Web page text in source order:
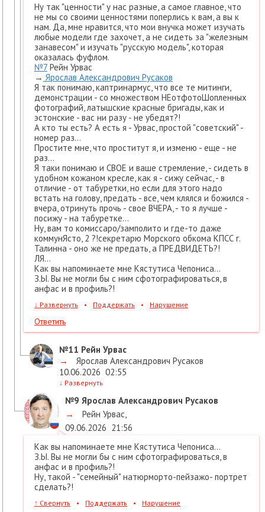
Ну так "ценности" у нас разные, а самое главное, что
не мы со своими ценностями поперлись к вам, а вы к
нам. Да, мне нравится, что мои внучка может изучать
любые модели где захочет, а не сидеть за "железным
занавесом" и изучать "русскую модель", которая
оказалась фуфлом.
№7 Рейн Урвас
→ Ярослав Александрович Русаков
Я так понимаю, каптринармус, что все те митинги,
демонстрации - со множеством НЕотфотоШопленных
фотографий, латышские красные бригады, как и
эстонские - вас ни разу - не убедят?!
А кто ты есть? А есть я - Урвас, простой "советский" -
номер раз...
Простите мне, что проститут я, и изменю - еще - не
раз...
Я таки понимаю и СВОЕ и ваше стремление, - сидеть в
удобном кожаном кресле, как я - сижу сейчас, - в
отличие - от табуретки, но если для этого надо
встать на голову, предать - все, чем клялся и божился -
вчера, отринуть прочь - свое ВЧЕРА, - то я лучше -
посижу - на табуретке...
Ну, вам то комиссаро/замполито и где-то даже
коммунЯсто, 2 ?!секретарю Морского обкома КПСС г.
Талинна - оно же не предать, а ПРЕДВИДЕТЬ?!
ЛЯ...
Как вы напоминаете мне Кястутиса Чепониса...
З.Ы. Вы не могли бы с ним сфотографироваться, в
анфас и в профиль?!
↓ Развернуть • Поддержать • Нарушение
Ответить
№11 Рейн Урвас
→
Ярослав Александрович Русаков
10.06.2026 02:55
↓ Развернуть
№9 Ярослав Александрович Русаков
→
Рейн Урвас
09.06.2026 21:56
Как вы напоминаете мне Кястутиса Чепониса...
З.Ы. Вы не могли бы с ним сфотографироваться, в
анфас и в профиль?!
Ну, такой - "семейный" натюрморто-пейзажо- портрет
сделать?!
↑ Свернуть • Поддержать • Нарушение